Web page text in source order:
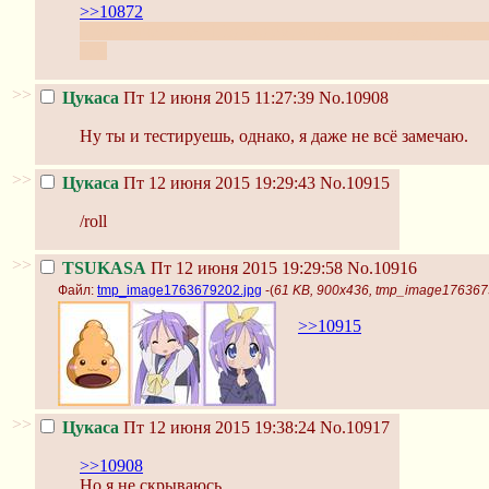
>>10872
>> Цукаса Пт 12 июня 2015 11:27:39 No.10908
Ну ты и тестируешь, однако, я даже не всё замечаю.
>> Цукаса Пт 12 июня 2015 19:29:43 No.10915
/roll
>> TSUKASA Пт 12 июня 2015 19:29:58 No.10916
Файл: tmp_image1763679202.jpg -(61 KB, 900x436,
>>10915
>> Цукаса Пт 12 июня 2015 19:38:24 No.10917
>>10908
Но я не скрываюсь.